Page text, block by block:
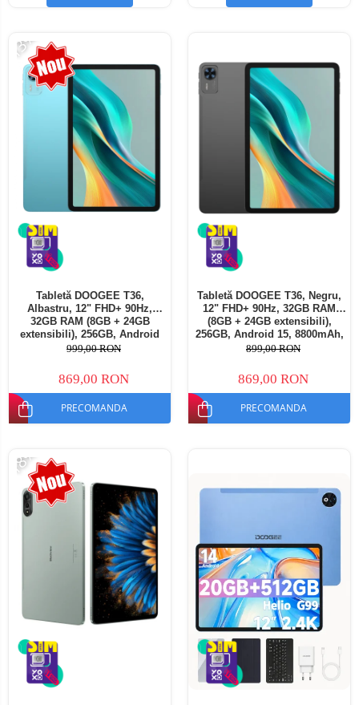
-13%
Tabletă DOOGEE T36,
Albastru, 12" FHD+ 90Hz,
32GB RAM (8GB + 24GB
extensibili), 256GB, Android
15, 8800mAh, Dual SIM
999,00 RON
869,00 RON
PRECOMANDA
Tabletă DOOGEE T36, Negru,
12" FHD+ 90Hz, 32GB RAM
(8GB + 24GB extensibili),
256GB, Android 15, 8800mAh,
Dual SIM
899,00 RON
869,00 RON
PRECOMANDA
-18%